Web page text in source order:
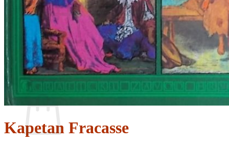
Nema proizvoda u košarici
Povratak u trgovinu
Kapetan Fracasse